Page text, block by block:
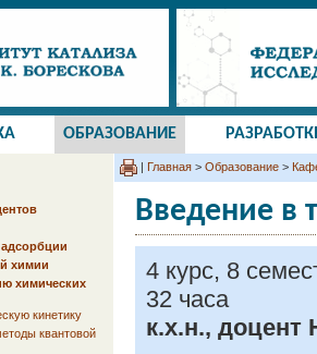
ОБРАЗОВАНИЕ
химии
химических
кинетику
квантовой
| Главная > Образование >
Введение в
4 курс, 8
32 часа
к.х.н.,